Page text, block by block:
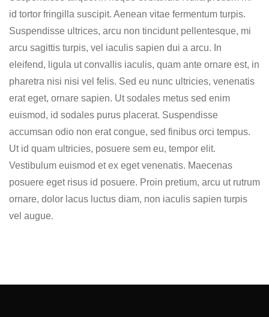
id tortor fringilla suscipit. Aenean vitae fermentum turpis.
Suspendisse ultrices, arcu non tincidunt pellentesque, mi
arcu sagittis turpis, vel iaculis sapien dui a arcu. In
eleifend, ligula ut convallis iaculis, quam ante ornare est, in
pharetra nisi nisi vel felis. Sed eu nunc ultricies, venenatis
erat eget, ornare sapien. Ut sodales metus sed enim
euismod, id sodales purus placerat. Suspendisse
accumsan odio non erat congue, sed finibus orci tempus.
Ut id quam ultricies, posuere sem eu, tempor elit.
Vestibulum euismod et ex eget venenatis. Maecenas
posuere eget risus id posuere. Proin pretium, arcu ut rutrum
ornare, dolor lacus luctus diam, non iaculis sapien turpis
vel augue.